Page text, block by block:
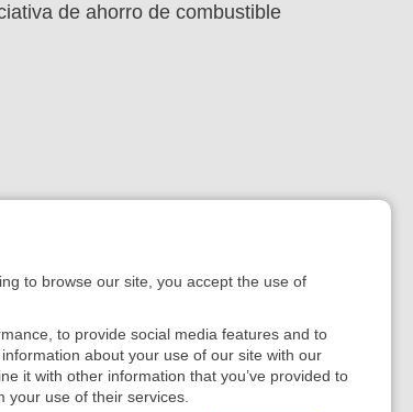
de ahorro de combustible
to browse our site, you accept the use of
to provide social media features and to
about your use of our site with our
it with other information that you’ve provided to
your use of their services.